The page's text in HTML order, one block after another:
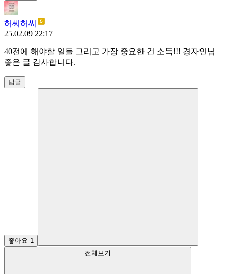
허씨허씨
25.02.09 22:17
40전에 해야할 일들 그리고 가장 중요한 건 소득!!! 경자인님
좋은 글 감사합니다.
답글
좋아요 1
전체보기